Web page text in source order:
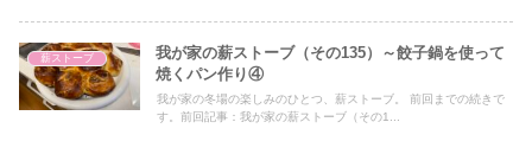
薪ストーブ
我が家の薪ストーブ（その135）～餃子鍋を使って
焼くパン作り④
我が家の冬場の楽しみのひとつ、薪ストーブ。 前回までの続きで
す。前回記事：我が家の薪ストーブ（その1...